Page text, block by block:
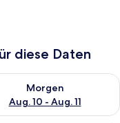
diese Daten
Aug. 9 - Aug.
Morgen
Aug. 10 - Aug. 11
die Verfügbarkeit